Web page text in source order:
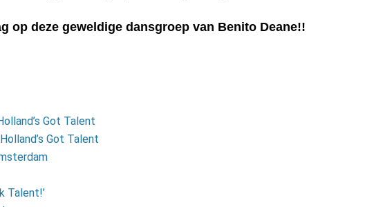
op deze geweldige dansgroep van Benito Deane!!
Got Talent
Got Talent
Talent!’